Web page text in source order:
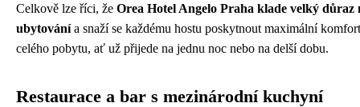
Celkově lze říci, že Orea Hotel Angelo Praha klade velký důraz
ubytovánía snaží se každému hostu poskytnout maximální
celého pobytu, ať už přijede na jednu noc nebo na delší dobu.
Restaurace a bar s mezinárodní kuchyní